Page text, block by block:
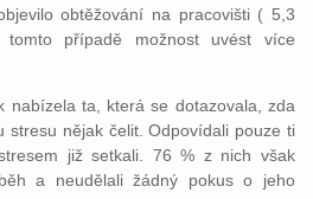
obtěžování na pracovišti ( 5,3
případě možnost uvést více
nabízela ta, která se dotazovala, zda
stresu nějak čelit. Odpovídali pouze ti
již setkali. 76 % z nich však
a neudělali žádný pokus o jeho